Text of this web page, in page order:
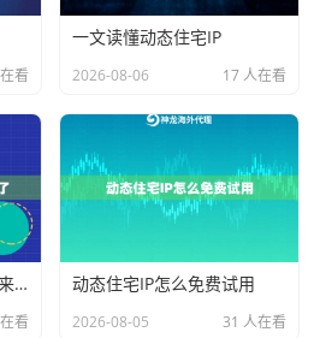
型企业或高并发业务场景，通
广、管理更精细的IP资源池。
的稳定性保障和定制化服务，
运行。
满足你的需求？
看
一文读懂动态住宅IP
2026-08-06 17 人在看
动态住宅IP怎么选，推荐来了
看
动态住宅IP怎么免费试用
2026-08-05 31 人在看